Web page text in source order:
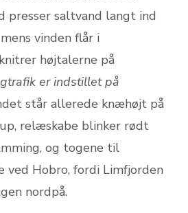
presser saltvand langt ind
vinden flår i
højtalerne på
er indstillet på
står allerede knæhøjt på
relæskabe blinker rødt
og togene til
ved Hobro, fordi Limfjorden
nordpå.